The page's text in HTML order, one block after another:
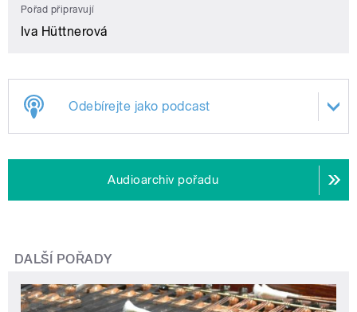
Pořad připravují
Iva Hüttnerová
Odebírejte jako podcast
Audioarchiv pořadu
DALŠÍ POŘADY